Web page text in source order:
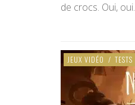
de crocs. Oui, oui.
JEUX VIDÉO / TESTS